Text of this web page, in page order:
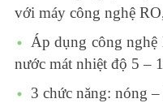
với máy công nghệ
Áp dụng công
nước mát nhiệt độ 5 –
3 chức năng: nóng